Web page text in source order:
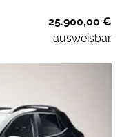
25.900,00 €
ausweisbar